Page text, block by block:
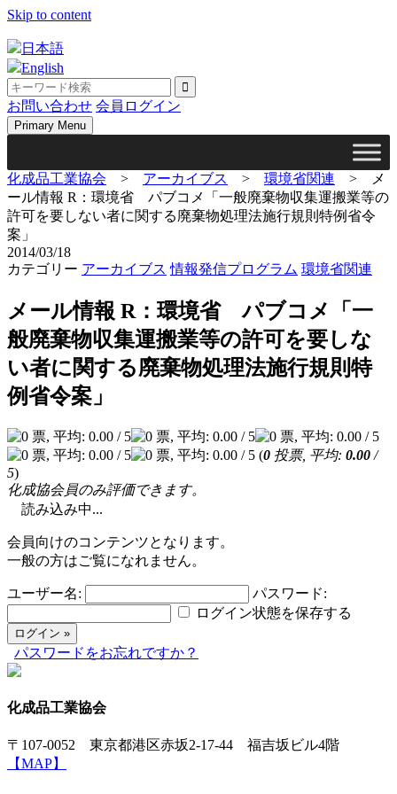
Skip to content
日本語
English
お問い合わせ 会員ログイン
Primary Menu
化成品工業協会 > アーカイブス > 環境省関連 >
メ
ール情報 R：環境省 パブコメ「一般廃棄物収集運搬業等の
許可を要しない者に関する廃棄物処理法施行規則特例省令
案」
2014/03/18
カテゴリー アーカイブス 情報発信プログラム 環境省関連
メール情報 R：環境省 パブコメ「一
般廃棄物収集運搬業等の許可を要しな
い者に関する廃棄物処理法施行規則特
例省令案」
(0 投票, 平均: 0.00 /
5)
化成協会員のみ評価できます。
読み込み中...
会員向けのコンテンツとなります。
一般の方はご覧になれません。
ユーザー名:
パスワード:
ログイン状態を保存する
パスワードをお忘れですか？
化成品工業協会
〒107-0052 東京都港区赤坂2-17-44 福吉坂ビル4階
【MAP】